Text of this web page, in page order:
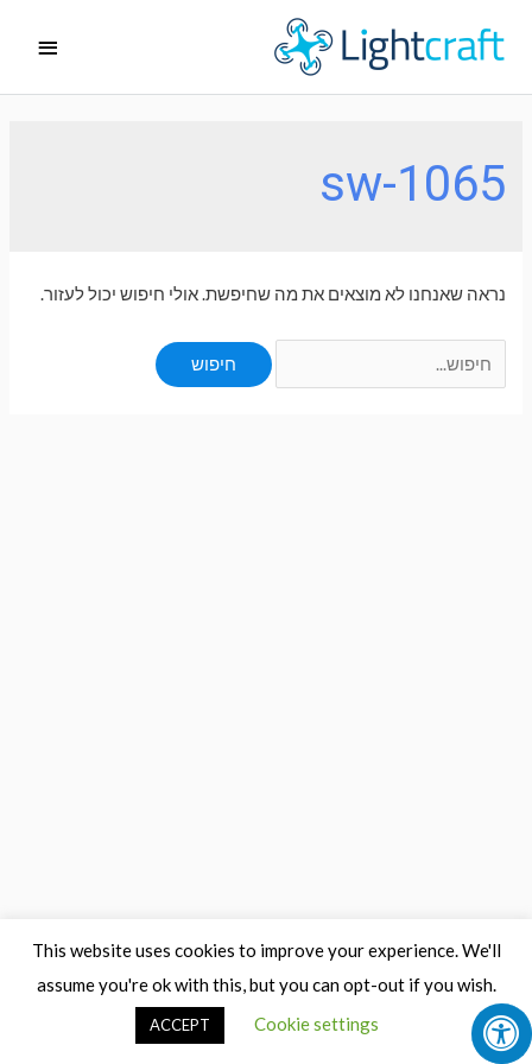
לתוכן
ראשי
sw-1065
נראה שאנחנו לא מוצאים את מה שחיפשת. אולי חיפוש יכול לעזור.
for:
This website uses cookies to improve your experience. We'll
assume you're ok with this, but you can opt-out if you wish.
Cookie settings
ACCEPT